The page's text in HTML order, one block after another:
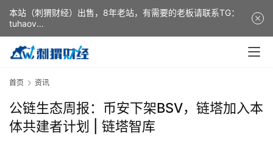
首页 资讯
公链生态周报：币安下架BSV，链塔加入本
体共建者计划 | 链塔智库
本站（刺猬财经）出售，8年老站，有需要的老板请联系TG：
tuhaov
This website (ciweicaijing) is for sale. It is a 8-year-old
website. If you need it, please contact TG: tuhaov